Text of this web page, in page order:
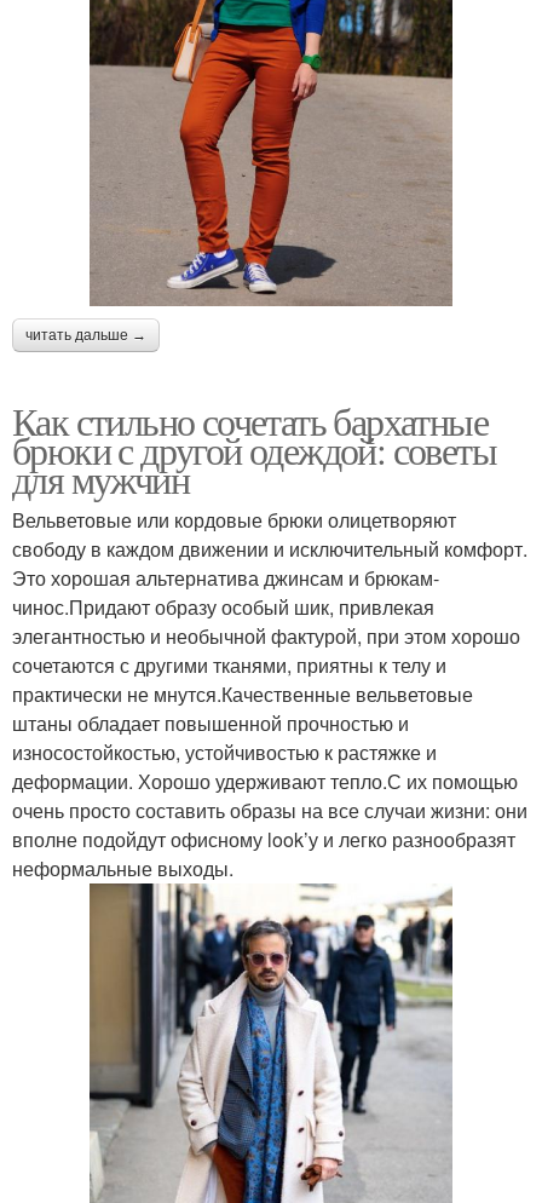
читать дальше →
Как стильно сочетать бархатные
брюки с другой одеждой: советы
для мужчин
Вельветовые или кордовые брюки олицетворяют
свободу в каждом движении и исключительный комфорт.
Это хорошая альтернатива джинсам и брюкам-
чинос.Придают образу особый шик, привлекая
элегантностью и необычной фактурой, при этом хорошо
сочетаются с другими тканями, приятны к телу и
практически не мнутся.Качественные вельветовые
штаны обладает повышенной прочностью и
износостойкостью, устойчивостью к растяжке и
деформации. Хорошо удерживают тепло.С их помощью
очень просто составить образы на все случаи жизни: они
вполне подойдут офисному look’у и легко разнообразят
неформальные выходы.